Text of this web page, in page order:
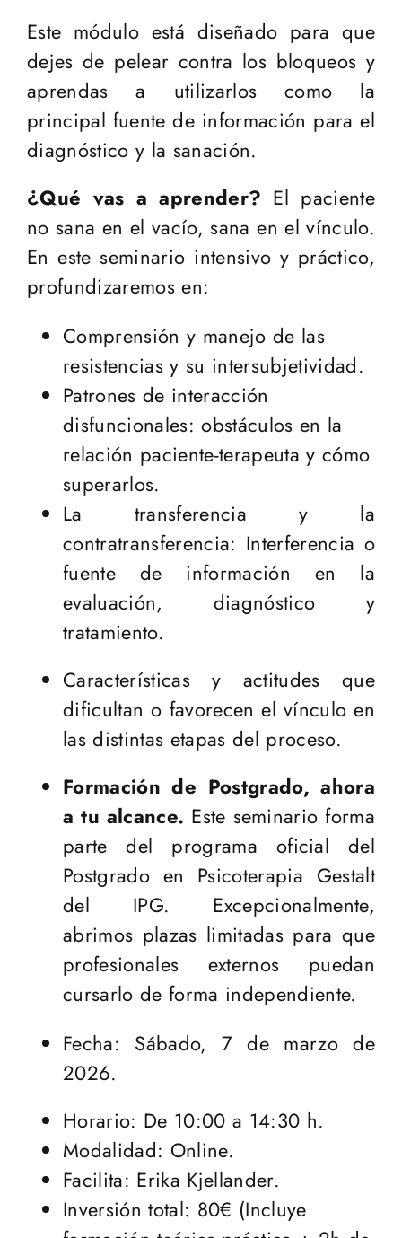
Este módulo está diseñado para que
dejes de pelear contra los bloqueos y
aprendas a utilizarlos como la
principal fuente de información para el
diagnóstico y la sanación.
¿Qué vas a aprender? El paciente
no sana en el vacío, sana en el vínculo.
En este seminario intensivo y práctico,
profundizaremos en:
Comprensión y manejo de las
resistencias y su intersubjetividad.
Patrones de interacción
disfuncionales: obstáculos en la
relación paciente-terapeuta y cómo
superarlos.
La transferencia y la
contratransferencia: Interferencia o
fuente de información en la
evaluación, diagnóstico y
tratamiento.
Características y actitudes que
dificultan o favorecen el vínculo en
las distintas etapas del proceso.
Formación de Postgrado, ahora
a tu alcance. Este seminario forma
parte del programa oficial del
Postgrado en Psicoterapia Gestalt
del IPG. Excepcionalmente,
abrimos plazas limitadas para que
profesionales externos puedan
cursarlo de forma independiente.
Fecha: Sábado, 7 de marzo de
2026.
Horario: De 10:00 a 14:30 h.
Modalidad: Online.
Facilita: Erika Kjellander.
Inversión total: 80€ (Incluye